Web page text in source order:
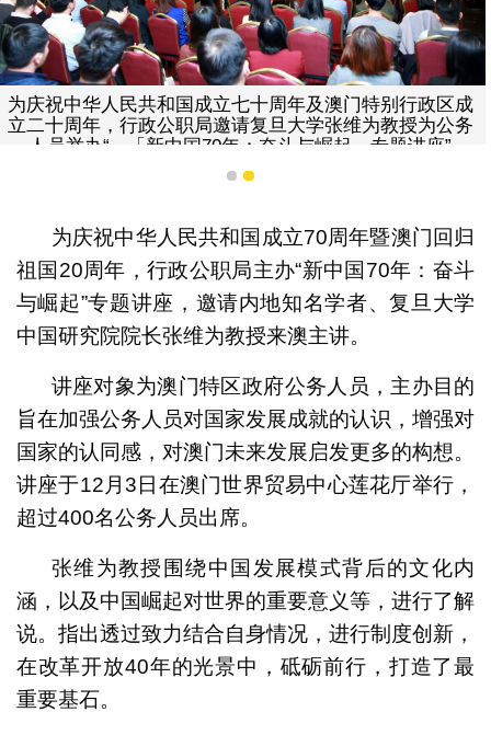
为庆祝中华人民共和国成立七十周年及澳门特别行政区成
立二十周年，行政公职局邀请复旦大学张维为教授为公务
人员举办“ - 「新中国70年：奋斗与崛起」专题讲座”
1 2
为庆祝中华人民共和国成立70周年暨澳门回归
祖国20周年，行政公职局主办“新中国70年：奋斗
与崛起”专题讲座，邀请内地知名学者、复旦大学
中国研究院院长张维为教授来澳主讲。
讲座对象为澳门特区政府公务人员，主办目的
旨在加强公务人员对国家发展成就的认识，增强对
国家的认同感，对澳门未来发展启发更多的构想。
讲座于12月3日在澳门世界贸易中心莲花厅举行，
超过400名公务人员出席。
张维为教授围绕中国发展模式背后的文化内
涵，以及中国崛起对世界的重要意义等，进行了解
说。指出透过致力结合自身情况，进行制度创新，
在改革开放40年的光景中，砥砺前行，打造了最
重要基石。